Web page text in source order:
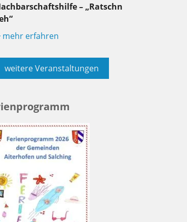
– „Ratschn
mehr erfahren
weitere Veranstaltungen